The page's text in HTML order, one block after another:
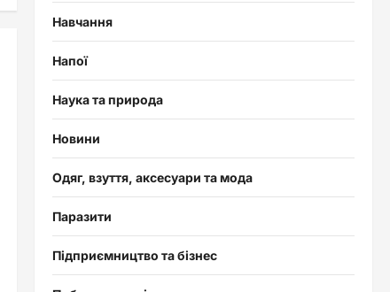
Навчання
Напої
Наука та природа
Новини
Одяг, взуття, аксесуари та мода
Паразити
Підприємництво та бізнес